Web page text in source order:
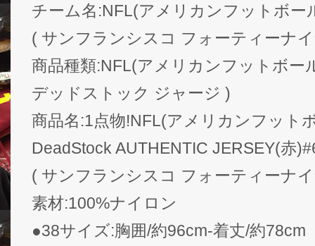
チーム名:NFL(アメリカンフットボー
( サンフランシスコ フォーティーナ
商品種類:NFL(アメリカンフットボー
デッドストック ジャージ )
商品名:1点物!NFL(アメリカンフット
DeadStock AUTHENTIC JERSEY(赤
( サンフランシスコ フォーティーナ
素材:100%ナイロン
●38サイズ:胸囲/約96cm-着丈/約78cm